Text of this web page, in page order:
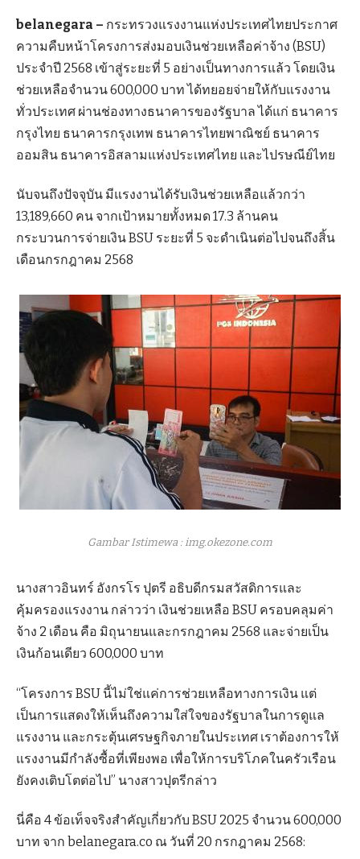
belanegara – กระทรวงแรงงานแห่งประเทศไทยประกาศ
ความคืบหน้าโครงการส่งมอบเงินช่วยเหลือค่าจ้าง (BSU)
ประจำปี 2568 เข้าสู่ระยะที่ 5 อย่างเป็นทางการแล้ว โดยเงิน
ช่วยเหลือจำนวน 600,000 บาท ได้ทยอยจ่ายให้กับแรงงาน
ทั่วประเทศ ผ่านช่องทางธนาคารของรัฐบาล ได้แก่ ธนาคาร
กรุงไทย ธนาคารกรุงเทพ ธนาคารไทยพาณิชย์ ธนาคาร
ออมสิน ธนาคารอิสลามแห่งประเทศไทย และไปรษณีย์ไทย
นับจนถึงปัจจุบัน มีแรงงานได้รับเงินช่วยเหลือแล้วกว่า
13,189,660 คน จากเป้าหมายทั้งหมด 17.3 ล้านคน
กระบวนการจ่ายเงิน BSU ระยะที่ 5 จะดำเนินต่อไปจนถึงสิ้น
เดือนกรกฎาคม 2568
Gambar Istimewa : img.okezone.com
นางสาวอินทร์ อังกรโร ปุตรี อธิบดีกรมสวัสดิการและ
คุ้มครองแรงงาน กล่าวว่า เงินช่วยเหลือ BSU ครอบคลุมค่า
จ้าง 2 เดือน คือ มิถุนายนและกรกฎาคม 2568 และจ่ายเป็น
เงินก้อนเดียว 600,000 บาท
“โครงการ BSU นี้ไม่ใช่แค่การช่วยเหลือทางการเงิน แต่
เป็นการแสดงให้เห็นถึงความใส่ใจของรัฐบาลในการดูแล
แรงงาน และกระตุ้นเศรษฐกิจภายในประเทศ เราต้องการให้
แรงงานมีกำลังซื้อที่เพียงพอ เพื่อให้การบริโภคในครัวเรือน
ยังคงเติบโตต่อไป” นางสาวปุตรีกล่าว
นี่คือ 4 ข้อเท็จจริงสำคัญเกี่ยวกับ BSU 2025 จำนวน 600,000
บาท จาก belanegara.co ณ วันที่ 20 กรกฎาคม 2568: